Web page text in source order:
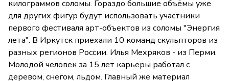
килограммов соломы. Гораздо большие объёмы уже
для других фигур будут использовать участники
первого фестиваля арт-объектов из соломы "Энергия
лета". В Иркутск приехали 10 команд скульпторов из
разных регионов России. Илья Мехряков - из Перми.
Молодой человек за 15 лет карьеры работал с
деревом, снегом, льдом. Главный же материал